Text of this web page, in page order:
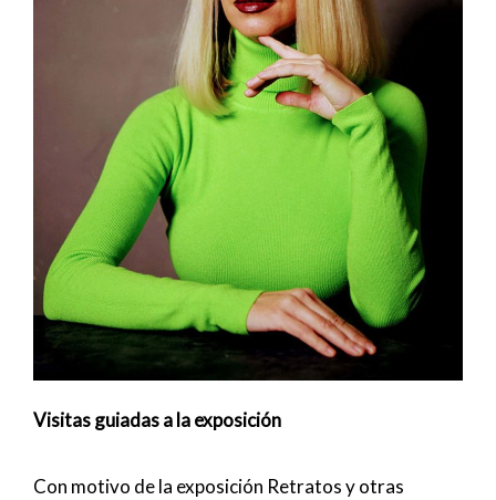
Visitas guiadas a la exposición
Con motivo de la exposición Retratos y otras